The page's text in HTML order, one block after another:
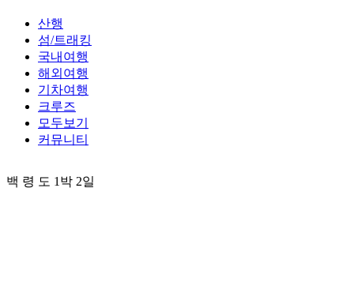
산행
섬/트래킹
국내여행
해외여행
기차여행
크루즈
모두보기
커뮤니티
백 령 도 1박 2일